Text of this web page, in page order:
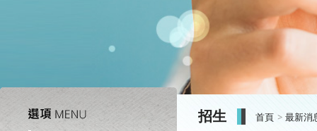
招生 首頁 最新消